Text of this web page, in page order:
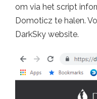
om via het script
Domoticz te halen.
DarkSky website.